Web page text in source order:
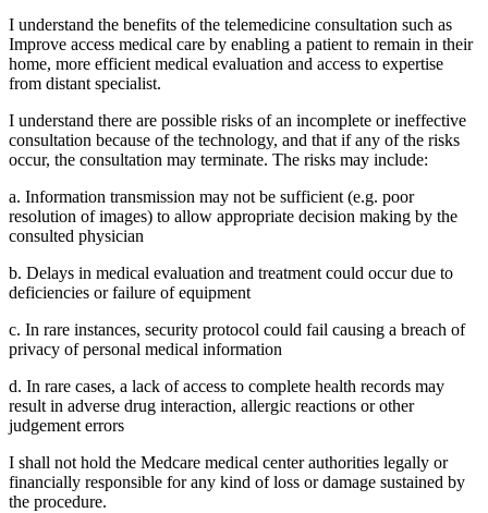
I understand the benefits of the telemedicine consultation such as
Improve access medical care by enabling a patient to remain in their
home, more efficient medical evaluation and access to expertise
from distant specialist.
I understand there are possible risks of an incomplete or ineffective
consultation because of the technology, and that if any of the risks
occur, the consultation may terminate. The risks may include:
a. Information transmission may not be sufficient (e.g. poor
resolution of images) to allow appropriate decision making by the
consulted physician
b. Delays in medical evaluation and treatment could occur due to
deficiencies or failure of equipment
c. In rare instances, security protocol could fail causing a breach of
privacy of personal medical information
d. In rare cases, a lack of access to complete health records may
result in adverse drug interaction, allergic reactions or other
judgement errors
I shall not hold the Medcare medical center authorities legally or
financially responsible for any kind of loss or damage sustained by
the procedure.